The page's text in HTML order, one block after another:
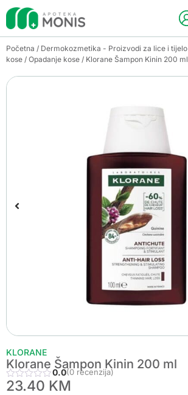
Početna / Dermokozmetika - Proizvodi za lice i tijelo
kose / Opadanje kose / Klorane Šampon Kinin 200 ml
KLORANE
Klorane Šampon Kinin 200 ml
0.0(0 recenzija)
23.40 KM